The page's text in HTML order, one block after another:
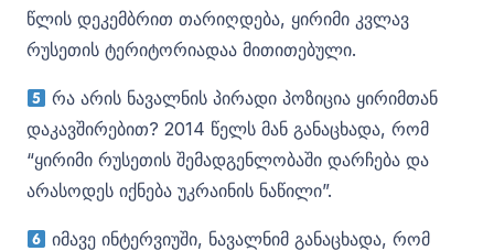
წლის დეკემბრით თარიღდება, ყირიმი კვლავ
რუსეთის ტერიტორიადაა მითითებული.
რა არის ნავალნის პირადი პოზიცია ყირიმთან
დაკავშირებით? 2014 წელს მან განაცხადა, რომ
“ყირიმი რუსეთის შემადგენლობაში დარჩება და
არასოდეს იქნება უკრაინის ნაწილი”.
იმავე ინტერვიუში, ნავალნიმ განაცხადა, რომ